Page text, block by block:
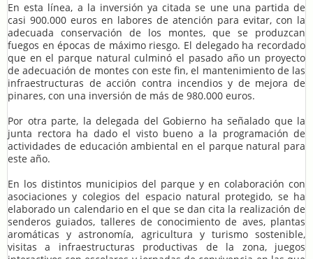
En esta línea, a la inversión ya citada se une una partida de
casi 900.000 euros en labores de atención para evitar, con la
adecuada conservación de los montes, que se produzcan
fuegos en épocas de máximo riesgo. El delegado ha recordado
que en el parque natural culminó el pasado año un proyecto
de adecuación de montes con este fin, el mantenimiento de las
infraestructuras de acción contra incendios y de mejora de
pinares, con una inversión de más de 980.000 euros.
Por otra parte, la delegada del Gobierno ha señalado que la
junta rectora ha dado el visto bueno a la programación de
actividades de educación ambiental en el parque natural para
este año.
En los distintos municipios del parque y en colaboración con
asociaciones y colegios del espacio natural protegido, se ha
elaborado un calendario en el que se dan cita la realización de
senderos guiados, talleres de conocimiento de aves, plantas
aromáticas y astronomía, agricultura y turismo sostenible,
visitas a infraestructuras productivas de la zona, juegos